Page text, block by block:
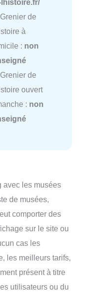
de
à
: non
de
ouvert
: non
avec les musées
de musées,
comporter des
sur le site ou
cas les
les meilleurs tarifs,
présent à titre
utilisateurs ou du